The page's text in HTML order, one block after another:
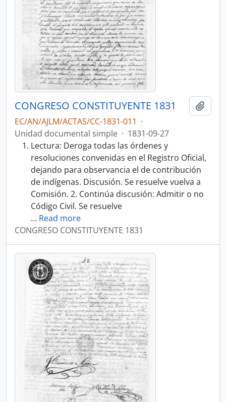
CONGRESO CONSTITUYENTE 1831
EC/AN/AJLM/ACTAS/CC-1831-011 ·
Unidad documental simple · 1831-09-27
Lectura: Deroga todas las órdenes y
resoluciones convenidas en el Registro Oficial,
dejando para observancia el de contribución
de indígenas. Discusión. Se resuelve vuelva a
Comisión. 2. Continúa discusión: Admitir o no
Código Civil. Se resuelve
… Read more
CONGRESO CONSTITUYENTE 1831